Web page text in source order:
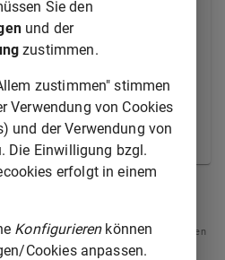
nach Bekanntgabe dieser
Rat auf Vorschlag der
des
geändert oder aufgehoben
© Europäische Union 1998-2021
links oder rechts zur Navigation zwischen
Normen.
Sie den
und der
zustimmen.
zustimmen" stimmen
Verwendung von Cookies
und der Verwendung von
Die Einwilligung bzgl.
erfolgt in einem
Konfigurierenkönnen
Cookies anpassen.